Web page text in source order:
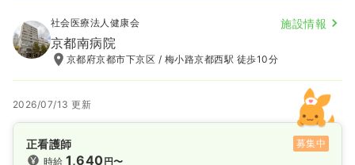
社会医療法人健康会 施設情報
京都南病院
京都府京都市下京区 / 梅小路京都西駅 徒歩10分
2026/07/13 更新
正看護師
募集中
時給1,640円〜